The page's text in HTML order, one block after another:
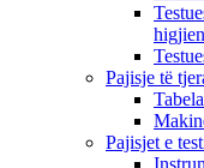
Pajisje të
Pajisjet e